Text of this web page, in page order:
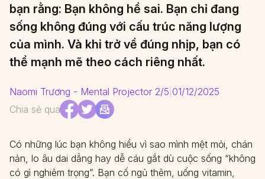
bạn rằng: Bạn không hề sai. Bạn chỉ đang
sống không đúng với cấu trúc năng lượng
của mình. Và khi trở về đúng nhịp, bạn có
thể mạnh mẽ theo cách riêng nhất.
Naomi Trương - Mental Projector 2/5 01/12/2025
Chia sẻ qua
Có những lúc bạn không hiểu vì sao mình mệt mỏi, chán
nản, lo âu dai dẳng hay dễ cáu gắt dù cuộc sống “không
có gì nghiêm trọng”. Bạn cố ngủ thêm, uống vitamin,